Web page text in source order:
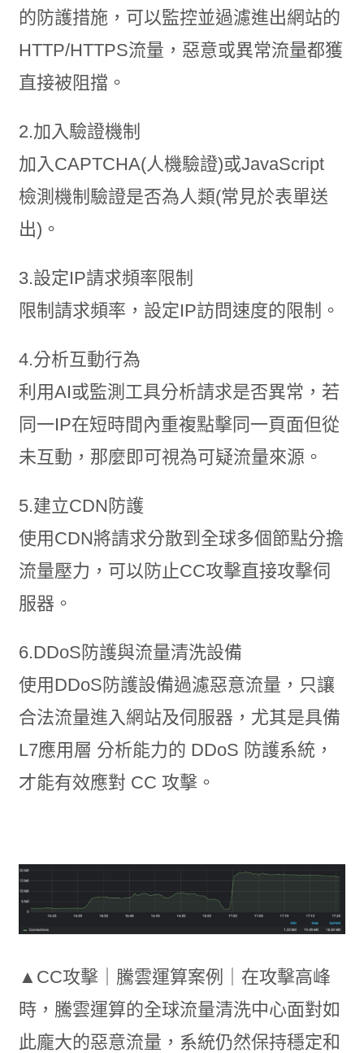
的防護措施，可以監控並過濾進出網站的
HTTP/HTTPS流量，惡意或異常流量都獲
直接被阻擋。
2.加入驗證機制
加入CAPTCHA(人機驗證)或JavaScript
檢測機制驗證是否為人類(常見於表單送
出)。
3.設定IP請求頻率限制
限制請求頻率，設定IP訪問速度的限制。
4.分析互動行為
利用AI或監測工具分析請求是否異常，若
同一IP在短時間內重複點擊同一頁面但從
未互動，那麼即可視為可疑流量來源。
5.建立CDN防護
使用CDN將請求分散到全球多個節點分擔
流量壓力，可以防止CC攻擊直接攻擊伺
服器。
6.DDoS防護與流量清洗設備
使用DDoS防護設備過濾惡意流量，只讓
合法流量進入網站及伺服器，尤其是具備
L7應用層 分析能力的 DDoS 防護系統，
才能有效應對 CC 攻擊。
▲CC攻擊｜騰雲運算案例｜在攻擊高峰
時，騰雲運算的全球流量清洗中心面對如
此龐大的惡意流量，系統仍然保持穩定和